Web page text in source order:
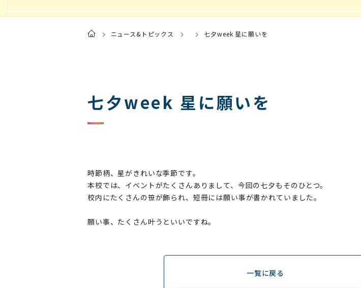
ト
ニュース&トピックス 七夕week 星に願いを
七夕week 星に願いを
時節柄、星がきれいな季節です。
本校では、イベントがたくさんありまして、今回の七夕もそのひとつ。
校内にたくさんの笹が飾られ、短冊には願い事が書かれていました。
願い事、たくさん叶うといいですね。
一覧に戻る